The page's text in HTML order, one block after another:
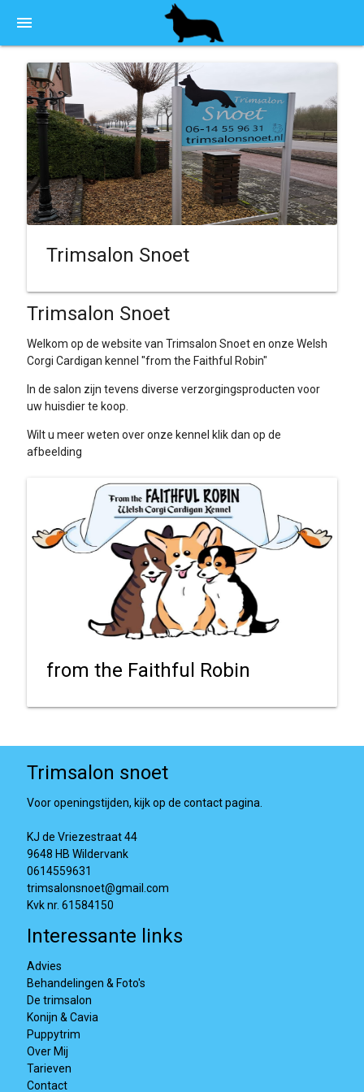
menu
Trimsalon Snoet
Trimsalon Snoet
Welkom op de website van Trimsalon Snoet en onze Welsh
Corgi Cardigan kennel "from the Faithful Robin"
In de salon zijn tevens diverse verzorgingsproducten voor
uw huisdier te koop.
Wilt u meer weten over onze kennel klik dan op de
afbeelding
from the Faithful Robin
Trimsalon snoet
Voor openingstijden, kijk op de contact pagina.
KJ de Vriezestraat 44
9648 HB Wildervank
0614559631
trimsalonsnoet@gmail.com
Kvk nr. 61584150
Interessante links
Advies
Behandelingen & Foto's
De trimsalon
Konijn & Cavia
Puppytrim
Over Mij
Tarieven
Contact